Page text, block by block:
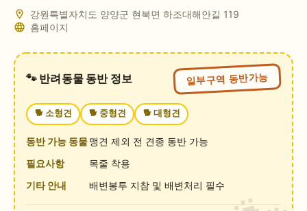
강원특별자치도 양양군 현북면 하조대해안길 119
홈페이지
🐾 반려동물 동반 정보 일부구역 동반가능
🐕 소형견 🐕 중형견 🐕 대형견
동반 가능 동물맹견 제외 전 견종 동반 가능
필요사항
목줄 착용
기타 안내
배변봉투 지참 및 배변처리 필수